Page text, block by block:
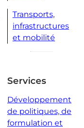
Transports,
infrastructures
et mobilité
Services
Développement
de politiques, de
formulation et